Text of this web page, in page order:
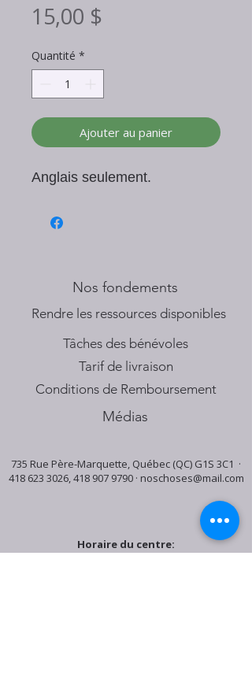
15,00 $
Quantité *
Ajouter au panier
Anglais seulement.
Nos fondements
​Rendre les ressources disponibles
Tâches des bénévoles
Tarif de livraison
Conditions de Remboursement
Médias
735 Rue Père-Marquette, Québec (QC) G1S 3C1 ·
418 623 3026,418 907 9790· noschoses@mail.com
Horaire du centre: